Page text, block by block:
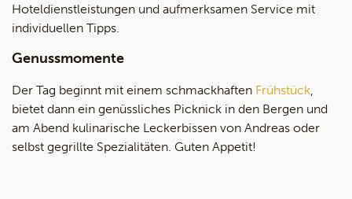
Hoteldienstleistungen und aufmerksamen Service mit
individuellen Tipps.
Genussmomente
Der Tag beginnt mit einem schmackhaften Frühstück
bietet dann ein genüssliches Picknick in den Bergen und
am Abend kulinarische Leckerbissen von Andreas oder
selbst gegrillte Spezialitäten. Guten Appetit!